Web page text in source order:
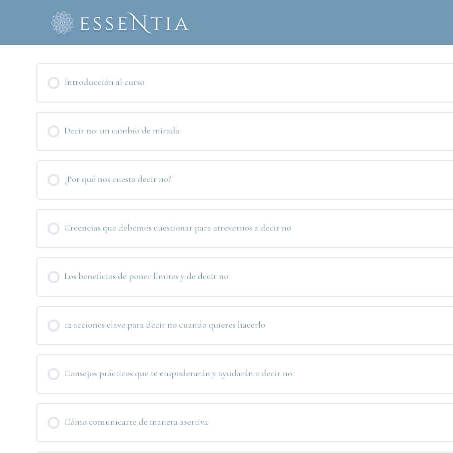
Introducción al curso
Decir no: un cambio de mirada
¿Por qué nos cuesta decir no?
Creencias que debemos cuestionar para atrevernos a decir no
Los beneficios de poner límites y de decir no
12 acciones clave para decir no cuando quieres hacerlo
Consejos prácticos que te empoderarán y ayudarán a decir no
Cómo comunicarte de manera asertiva